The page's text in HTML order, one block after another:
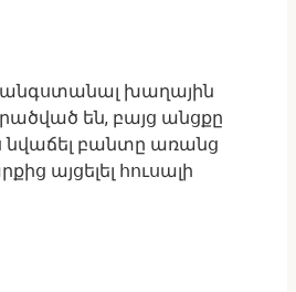
խաղային
են, բայց անցքը
նվաճել բանտը առանց
այցելել հուսալի